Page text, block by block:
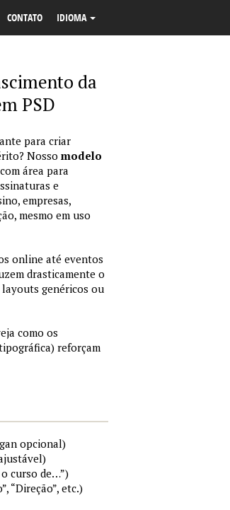
CONTATO IDIOMA
da
PSD
para criar
Nosso modelo
área para
e
empresas,
mesmo em uso
online até eventos
drasticamente o
genéricos ou
como os
reforçam
opcional)
curso de…”)
“Direção”, etc.)